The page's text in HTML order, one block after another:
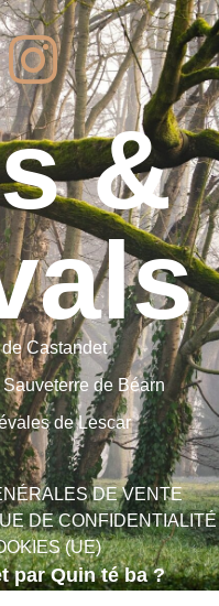
&
Castandet
de Béarn
de Lescar
DE VENTE
DE CONFIDENTIALITÉ
(UE)
par Quin té ba ?